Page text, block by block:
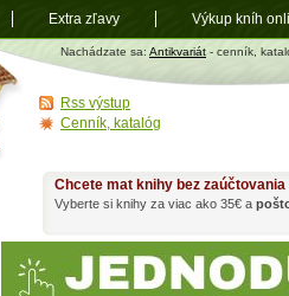
Antikvariát
shop.sk
Nachádzate sa: Antikvariát - cenník,
Chcete mat knihy bez
Vyberte si knihy za viac ako 35€ a
Rss výstup
Cenník, katalóg
Extra zľavy Výkup kníh